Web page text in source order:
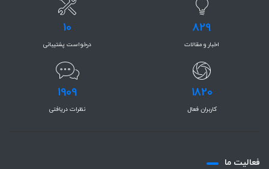
829
اخبار و مقالات
10
درخواست پشتیبانی
1820
کاربران فعال
1909
نظرات دریافتی
فعاليت ما